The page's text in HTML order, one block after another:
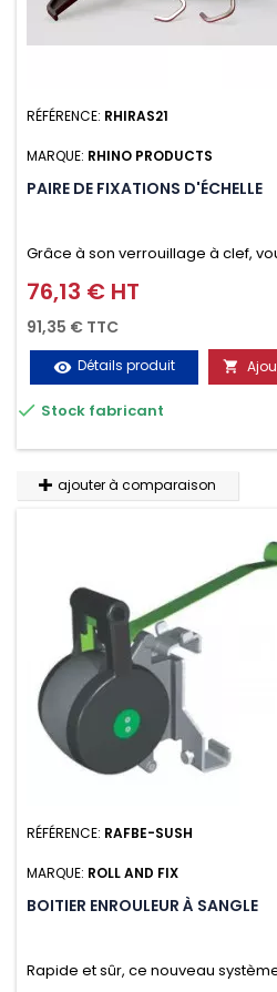
RÉFÉRENCE: RHIRAS21
MARQUE: RHINO PRODUCTS
PAIRE DE FIXATIONS D'ÉCHELLE
Grâce à son verrouillage à clef,
d'un seul geste aussi bien contre
transport. Référence vendue par
Prix
76,13 € HT
91,35 € TTC
visibility Détails produit 
 Stock fabricant
ajouter à comparaison
RÉFÉRENCE: RAFBE-SUSH
MARQUE: ROLL AND FIX
BOITIER ENROULEUR À SANGLE
Rapide et sûr, ce nouveau